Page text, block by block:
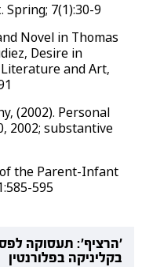
Spring; 7(1):30-9
Novel in Thomas
Desire in
and Art,
(2002). Personal
2002; substantive
of the Parent-Infant
595
'הרציף': תעסוקה
בקליניקה בפלורנטין